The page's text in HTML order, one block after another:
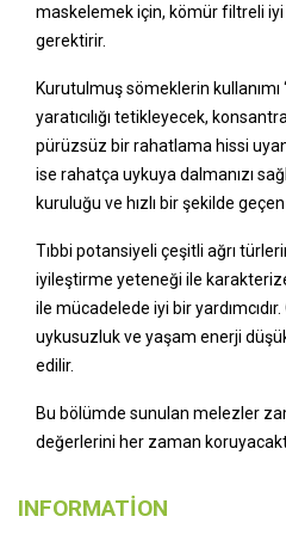
maskelemek için, kömür filtreli
gerektirir.
Kurutulmuş sömeklerin kullanımı
yaratıcılığı tetikleyecek,
pürüzsüz bir rahatlama hissi
ise rahatça uykuya dalmanızı
kuruluğu ve hızlı bir şekilde
Tıbbi potansiyeli çeşitli ağrı
iyileştirme yeteneği ile
ile mücadelede iyi bir
uykusuzluk ve yaşam enerji
edilir.
Bu bölümde sunulan melezler
değerlerini her zaman
INFORMATION